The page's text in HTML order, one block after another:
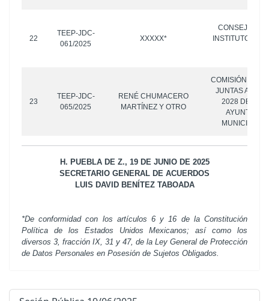
22
TEEP-JDC-
061/2025
XXXXX*
CONSEJO
INSTITUTO
23
TEEP-JDC-
065/2025
RENÉ CHUMACERO
MARTÍNEZ Y OTRO
COMISIÓN
JUNTAS
2028 DEL
MUNICIPIO
H. PUEBLA DE Z., 19 DE JUNIO DE 2025
SECRETARIO GENERAL DE ACUERDOS
LUIS DAVID BENÍTEZ TABOADA
*De conformidad con los artículos 6 y 16 de la Constitución
Política de los Estados Unidos Mexicanos; así como los
diversos 3, fracción IX, 31 y 47, de la Ley General de Protección
de Datos Personales en Posesión de Sujetos Obligados.